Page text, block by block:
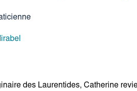
des Laurentides, Catherine